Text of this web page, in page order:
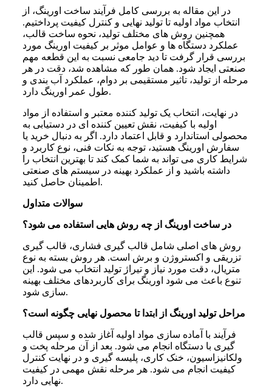
در این مقاله به بررسی کامل فرآیند ساخت اورینگ، از
انتخاب مواد اولیه تا تولید نهایی و کنترل کیفیت پرداختیم.
همچنین روش های مختلف تولید، نحوه ساخت قالب،
عملکرد دستگاه ها و عوامل موثر بر کیفیت اورینگ مورد
بررسی قرار گرفت تا دید جامعی نسبت به این قطعه مهم
صنعتی ایجاد شود. همان طور که مشاهده شد، دقت در هر
مرحله از تولید، تاثیر مستقیمی بر دوام، عملکرد آب بندی و
طول عمر اورینگ دارد.
در نهایت، انتخاب یک تولید کننده معتبر و استفاده از مواد
اولیه با کیفیت، نقش تعیین کننده ای در دستیابی به
محصولی استاندارد و قابل اعتماد دارد. اگر به دنبال خرید یا
سفارش اورینگ هستید، توجه به نکات فنی، نوع کاربرد و
شرایط کاری می تواند به شما کمک کند تا بهترین انتخاب را
داشته باشید و از عملکرد بهینه در سیستم های صنعتی
اطمینان حاصل کنید.
سوالات متداول
در ساخت اورینگ از چه روش هایی استفاده می شود؟
روش های اصلی شامل قالب گیری فشاری، قالب گیری
تزریقی و اکستروژن و برش است. هر روش بسته به نوع
متریال، دقت مورد نیاز و تیراژ تولید انتخاب می شود. این
تنوع باعث می شود اورینگ برای کاربردهای مختلف بهینه
سازی شود.
مراحل تولید اورینگ از ابتدا تا محصول نهایی چگونه است؟
فرآیند با آماده سازی مواد اولیه آغاز شده و سپس قالب
گیری با دستگاه انجام می شود. بعد از آن مرحله پخت و
ولکانیزاسیون، خنک کاری، پلیسه گیری و در نهایت کنترل
کیفیت انجام می شود. هر مرحله نقش مهمی در کیفیت
نهایی دارد.